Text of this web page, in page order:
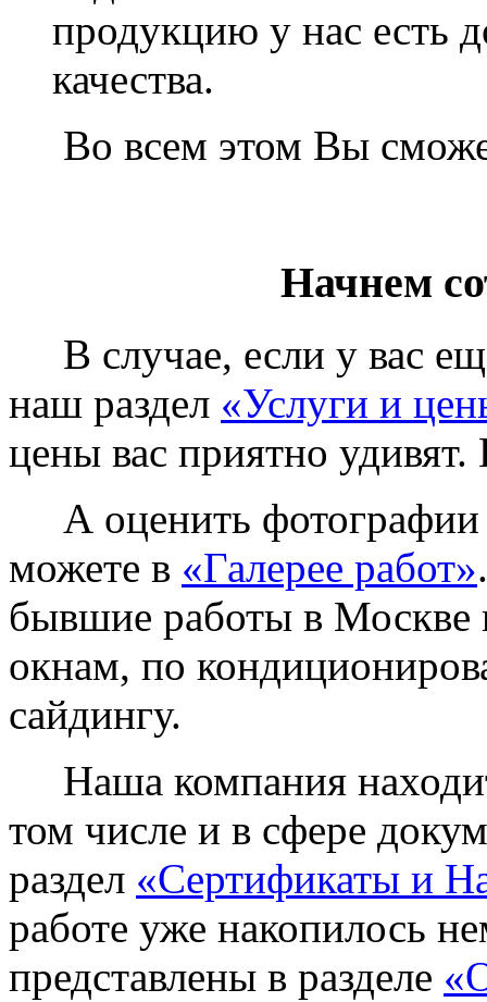
продукцию у нас есть
качества.
Во всем этом Вы
Начнем
В случае, если у вас
наш раздел «Услуги и
цены вас приятно
А оценить фотографии
можете в «Галерее работ»
бывшие работы в Москве
окнам, по
сайдингу.
Наша компания
том числе и в сфере
раздел «Сертификаты и
работе уже накопилось
представлены в разделе